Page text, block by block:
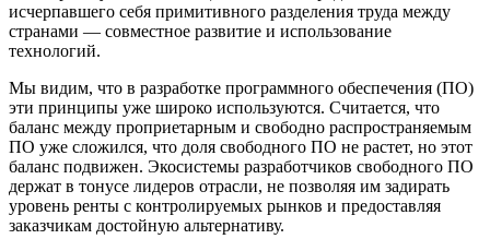
исчерпавшего себя примитивного разделения труда между
странами — совместное развитие и использование
технологий.
Мы видим, что в разработке программного обеспечения (ПО)
эти принципы уже широко используются. Считается, что
баланс между проприетарным и свободно распространяемым
ПО уже сложился, что доля свободного ПО не растет, но этот
баланс подвижен. Экосистемы разработчиков свободного ПО
держат в тонусе лидеров отрасли, не позволяя им задирать
уровень ренты с контролируемых рынков и предоставляя
заказчикам достойную альтернативу.